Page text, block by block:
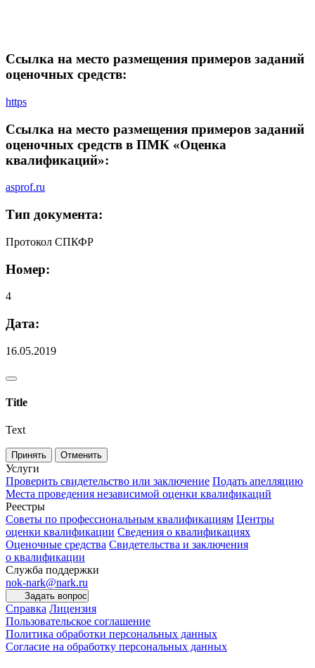
Ссылка на место размещения примеров заданий
оценочных средств:
https
Ссылка на место размещения примеров заданий
оценочных средств в ПМК «Оценка
квалификаций»:
asprof.ru
Тип документа:
Протокол СПКФР
Номер:
4
Дата:
16.05.2019
Title
Text
Принять Отменить
Услуги
Проверить свидетельство или заключение Подать апелляцию
Места проведения независимой оценки квалификаций
Реестры
Советы по профессиональным квалификациям Центры
оценки квалификации Сведения о квалификациях
Оценочные средства Свидетельства и заключения
о квалификации
Служба поддержки
nok-nark@nark.ru
Задать вопрос
Справка Лицензия
Пользовательское соглашение
Политика обработки персональных данных
Согласие на обработку персональных данных